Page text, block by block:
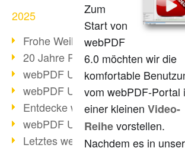
2025
Frohe Weihnachten & Auszeit
20 Jahre PDF/A
webPDF Update 10.0.3
webPDF Update 10.0.2
Entdecke webPDF 10
webPDF Update 9.0.0.3655
Letztes webPDF 8 Update
Zum
Start von
webPDF
6.0 möchten wir die
komfortable
vom webPDF-Portal
einer kleinen Video-
Reihevorstellen.
Nachdem es in